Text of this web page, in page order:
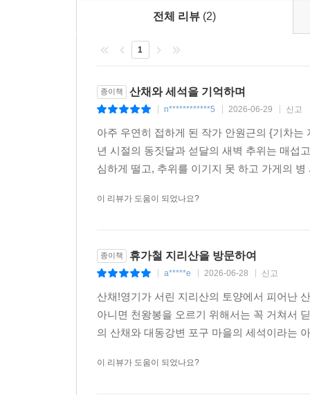
전체 리뷰 (2)
1
종이책 산채와 세석을 기억하며
n************5 2026-06-29 신고
아주 우연히 접하게 된 작가 안원근의 {기차
년 시절의 동짓달과 섣달의 새벽 추위는 매섭
심하게 떨고, 추위를 이기지 못 하고 가게의
이 리뷰가 도움이 되었나요?
종이책 휴가철 지리산을 방문하여
a*****e 2026-06-28 신고
산채!영기가 서린 지리산의 토양에서 피어난
아니면 천왕봉을 오르기 위해서는 꼭 거쳐서
의 산채와 대동강변 포구 마을의 세석이라는
이 리뷰가 도움이 되었나요?